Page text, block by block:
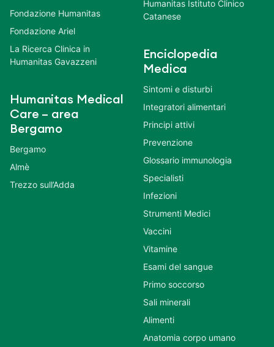
Fondazione Humanitas
Fondazione Ariel
La Ricerca Clinica in
Humanitas Gavazzeni
Humanitas Medical
Care – area
Bergamo
Bergamo
Almè
Trezzo sull’Adda
Humanitas Istituto Clinico
Catanese
Enciclopedia
Medica
Sintomi e disturbi
Integratori alimentari
Principi attivi
Prevenzione
Glossario immunologia
Specialisti
Infezioni
Strumenti Medici
Vaccini
Vitamine
Esami del sangue
Primo soccorso
Sali minerali
Alimenti
Anatomia corpo umano